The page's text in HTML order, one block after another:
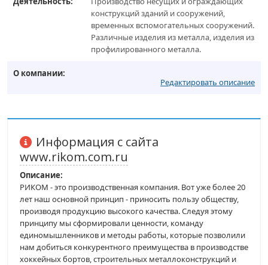
конструкций зданий и сооружений,
временных вспомогательных сооружений.
Различные изделия из металла, изделия из
профилированного металла.
О компании:
Редактировать описание
Информация с сайта
www.rikom.com.ru
Описание:
РИКОМ - это производственная компания. Вот уже более 20
лет наш основной принцип - приносить пользу обществу,
производя продукцию высокого качества. Следуя этому
принципу мы сформировали ценности, команду
единомышленников и методы работы, которые позволили
нам добиться конкурентного преимущества в производстве
хоккейных бортов, строительных металлоконструкций и